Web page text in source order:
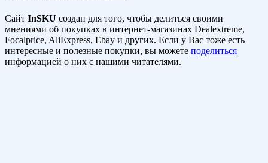
Сайт InSKU создан для того, чтобы делиться своими
мнениями об покупках в интернет-магазинах Dealextreme,
Focalprice, AliExpress, Ebay и других. Если у Вас тоже есть
интересные и полезные покупки, вы можете поделиться
информацией о них с нашими читателями.